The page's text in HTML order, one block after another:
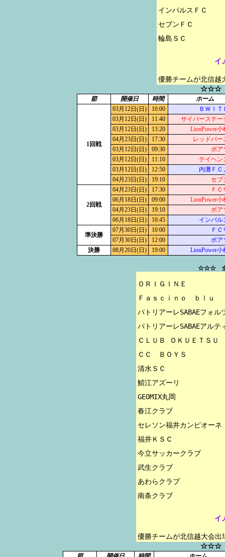
インパルスＦＣ
セブンＦＣ
イ
優勝チームが北信越
☆☆☆
節 開催日 時間 ホーム
1回戦
03月12日(日) 10:00
ＢＷＩＴ
03月12日(日)
11:40
サイバーステー
03月12日(日)
13:20
LionPower小
04月23日(日)
17:30
レッドバー
03月12日(日)
09:30
ボア
03月12日(日)
11:10
テイヘン
03月12日(日)
12:50
内灘ＦＣ
04月23日(日)
19:10 セブ
2回戦
04月23日(日) 17:30
Ｆ
06月18日(日)
09:00
LionPower小
04月23日(日)
19:10
ボア
06月18日(日)
10:45 インパル
準決勝
07月30日(日) 10:00
Ｆ
07月30日(日)
12:00
ボア
決勝
08月20日(日) 19:00 LionPower小
☆☆☆ 全
ＯＲＩＧＩＮＥ
Ｆａｓｃｉｎｏ　ｂｌｕ
パトリアーレSABAEフォル
パトリアーレSABAEアルテ
ＣＬＵＢ ＯＫＵＥＴＳＵ
ＣＣ　ＢＯＹＳ
清水ＳＣ
鯖江アズーリ
GEOMIX丸岡
春江クラブ
セレソン福井カンピオーネ
福井ＫＳＣ
今立サッカークラブ
武生クラブ
あわらクラブ
イ
優勝チームが北信越大会出
☆☆☆